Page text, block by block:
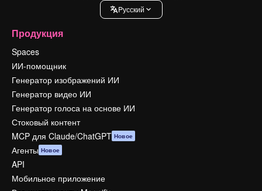
Pусский
Продукция
Spaces
ИИ-помощник
Генератор изображений ИИ
Генератор видео ИИ
Генератор голоса на основе ИИ
Стоковый контент
MCP для Claude/ChatGPT Новое
Агенты Новое
API
Мобильное приложение